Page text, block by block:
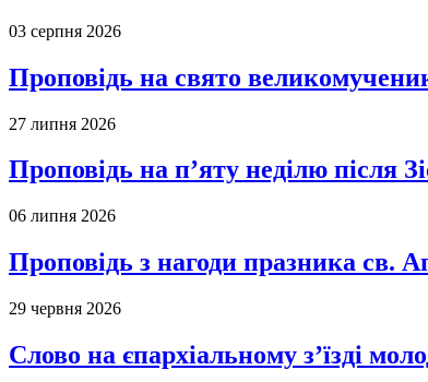
03 серпня 2026
Проповідь на свято
27 липня 2026
Проповідь на п’яту неділю після
06 липня 2026
Проповідь з нагоди празника св.
29 червня 2026
Слово на єпархіальному з’їзді